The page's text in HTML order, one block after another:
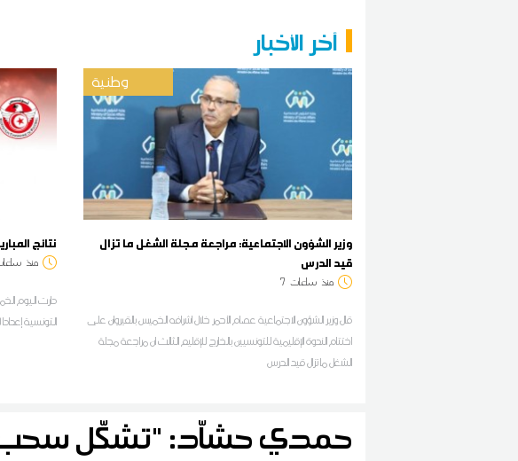
آخر الأخبار
نتائج
منذ
دارت اليوم
التونسية
وطنية
وزير الشؤون الاجتماعية: مراجعة مجلة الشغل ما تزال
قيد الدرس
منذ ساعات 7
قال وزير الشؤون الاجتماعية عصام الأحمر خلال اشرافه الخميس بالقيروان على
اختتام الندوة الإقليمية للتونسيين بالخارج للإقليم الثالث ان مراجعة مجلة
الشغل ما تزال قيد الدرس
حمدي حشاّد: "تشكّل سحب